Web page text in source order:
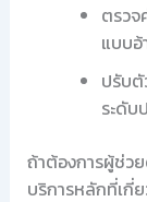
ตรว
แบบอ้
ปรับตั
ระดับ
ถ้าต้องการผู้ช่ว
บริการหลักที่เกี่